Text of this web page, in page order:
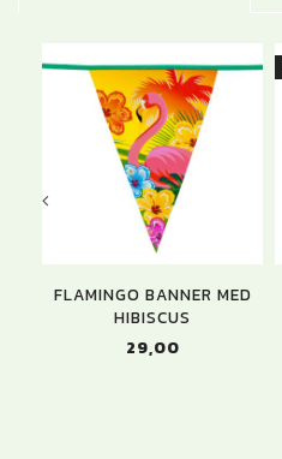
FLAMINGO BANNER MED
HIBISCUS
29,00